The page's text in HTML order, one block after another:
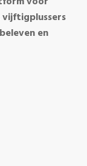
vijftigplussers
en